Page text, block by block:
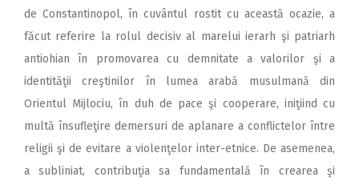
de Constantinopol, în cuvântul rostit cu această ocazie, a
făcut referire la rolul decisiv al marelui ierarh şi patriarh
antiohian în promovarea cu demnitate a valorilor şi a
identităţii creştinilor în lumea arabă musulmană din
Orientul Mijlociu, în duh de pace şi cooperare, iniţiind cu
multă însufleţire demersuri de aplanare a conflictelor între
religii şi de evitare a violenţelor inter-etnice. De asemenea,
a subliniat, contribuţia sa fundamentală în crearea şi